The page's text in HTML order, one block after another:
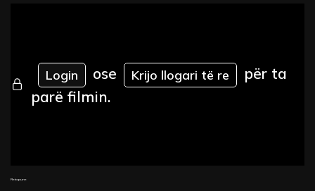
Login ose Krijo llogari të re
për ta
parë filmin.
Fleta pune